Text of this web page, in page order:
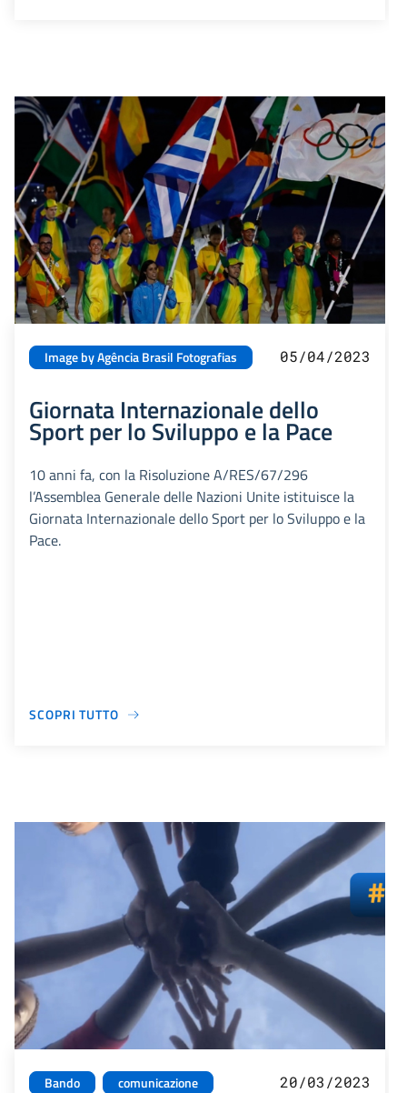
Image by Agência Brasil Fotografias 05/04/2023
Giornata Internazionale dello
Sport per lo Sviluppo e la Pace
10 anni fa, con la Risoluzione A/RES/67/296
l’Assemblea Generale delle Nazioni Unite istituisce la
Giornata Internazionale dello Sport per lo Sviluppo e la
Pace.
SCOPRI TUTTO
Bando comunicazione 20/03/2023